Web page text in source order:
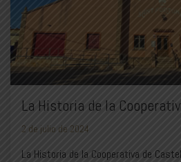
La Historia de la
2 de julio de 2024
La Historia de la Cooperativa de